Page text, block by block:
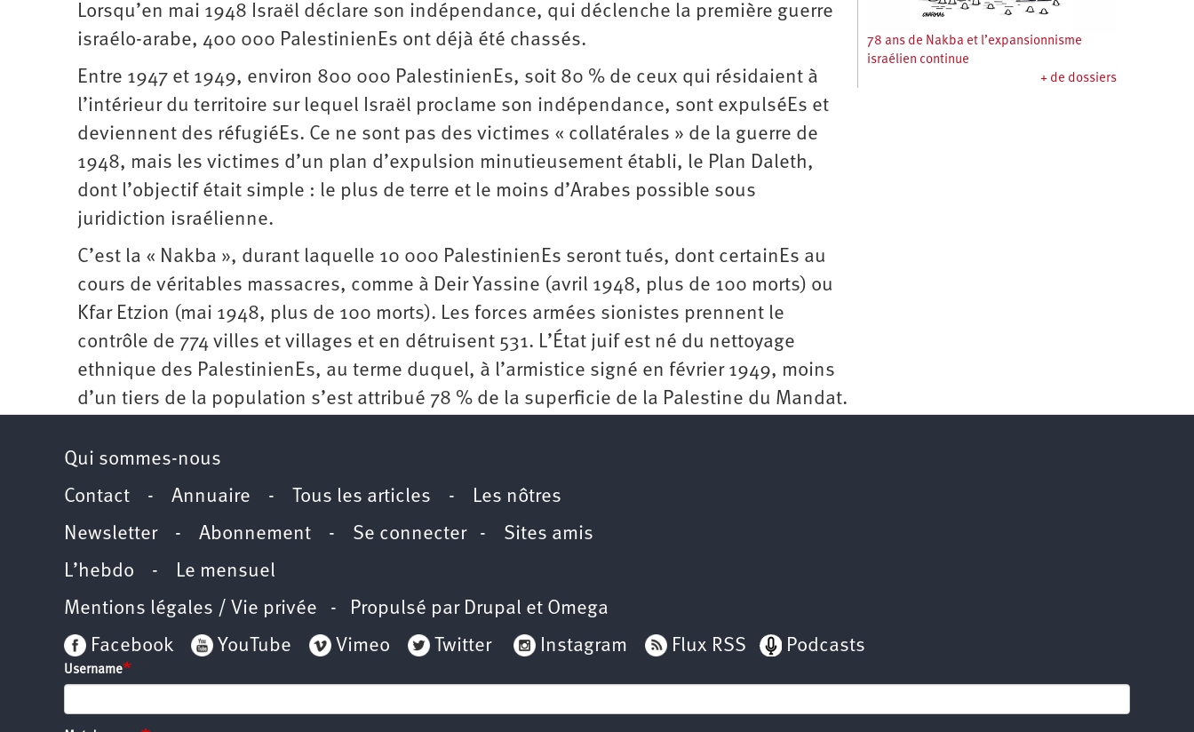
Lorsqu’en mai 1948 Israël déclare son indépendance, qui déclenche la première guerre
israélo-arabe, 400 000 PalestinienEs ont déjà été chassés.
Entre 1947 et 1949, environ 800 000 PalestinienEs, soit 80 % de ceux qui résidaient à
l’intérieur du territoire sur lequel Israël proclame son indépendance, sont expulséEs et
deviennent des réfugiéEs. Ce ne sont pas des victimes « collatérales » de la guerre de
1948, mais les victimes d’un plan d’expulsion minutieusement établi, le Plan Daleth,
dont l’objectif était simple : le plus de terre et le moins d’Arabes possible sous
juridiction israélienne.
C’est la « Nakba », durant laquelle 10 000 PalestinienEs seront tués, dont certainEs au
cours de véritables massacres, comme à Deir Yassine (avril 1948, plus de 100 morts) ou
Kfar Etzion (mai 1948, plus de 100 morts). Les forces armées sionistes prennent le
contrôle de 774 villes et villages et en détruisent 531. L’État juif est né du nettoyage
ethnique des PalestinienEs, au terme duquel, à l’armistice signé en février 1949, moins
d’un tiers de la population s’est attribué 78 % de la superficie de la Palestine du Mandat.
78 ans de Nakba et l’expansionnisme
israélien continue
+ de dossiers
Qui sommes-nous
Contact - Annuaire - Tous les articles -
Les nôtres
Newsletter- Abonnement - Se connecter- Sites amis
L’hebdo -
Le mensuel
Mentions légales / Vie privée - Propulsé par Drupal et Omega
Facebook
YouTube Vimeo Twitter Instagram Flux RSS Podcasts
Username